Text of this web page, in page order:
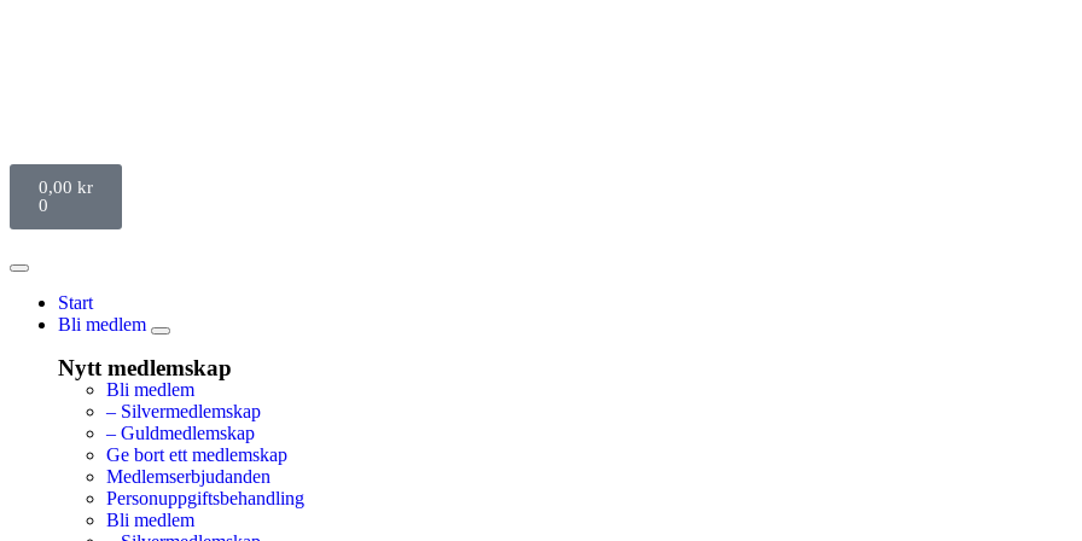
0,00 kr
0
Start
Bli medlem
Nytt medlemskap
Bli medlem
– Silvermedlemskap
– Guldmedlemskap
Ge bort ett medlemskap
Medlemserbjudanden
Personuppgiftsbehandling
Bli medlem